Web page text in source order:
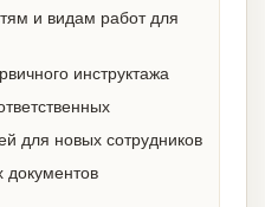
и видам работ для
инструктажа
для новых сотрудников
документов